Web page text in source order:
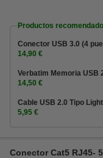
Productos
Conector USB 3.0 (4
14,90 €
Verbatim Memoria USB
14,50 €
Cable USB 2.0 Tipo
5,95 €
Conector Cat5 RJ45-